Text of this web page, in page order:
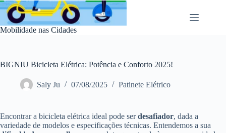
Pular
para
conteúdo
Mobilidade nas Cidades
BIGNIU Bicicleta Elétrica: Potência e Conforto 2025!
Saly Ju 07/08/2025 Patinete Elétrico
Encontrar a bicicleta elétrica ideal pode serdesafiador, dada a
variedade de modelos e especificações técnicas. Entendemos a sua